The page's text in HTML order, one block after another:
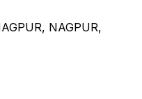
NAGPUR,